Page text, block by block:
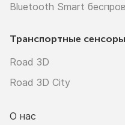
Bluetooth Smart
Транспортные сенсоры
Road 3D
Road 3D City
О нас